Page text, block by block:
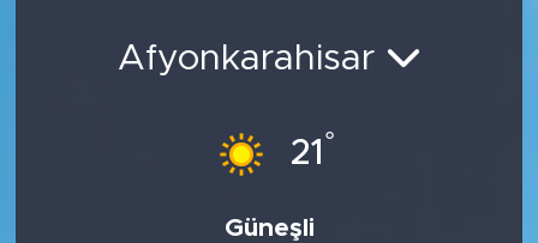
Afyonkarahisar
21 °
Güneşli